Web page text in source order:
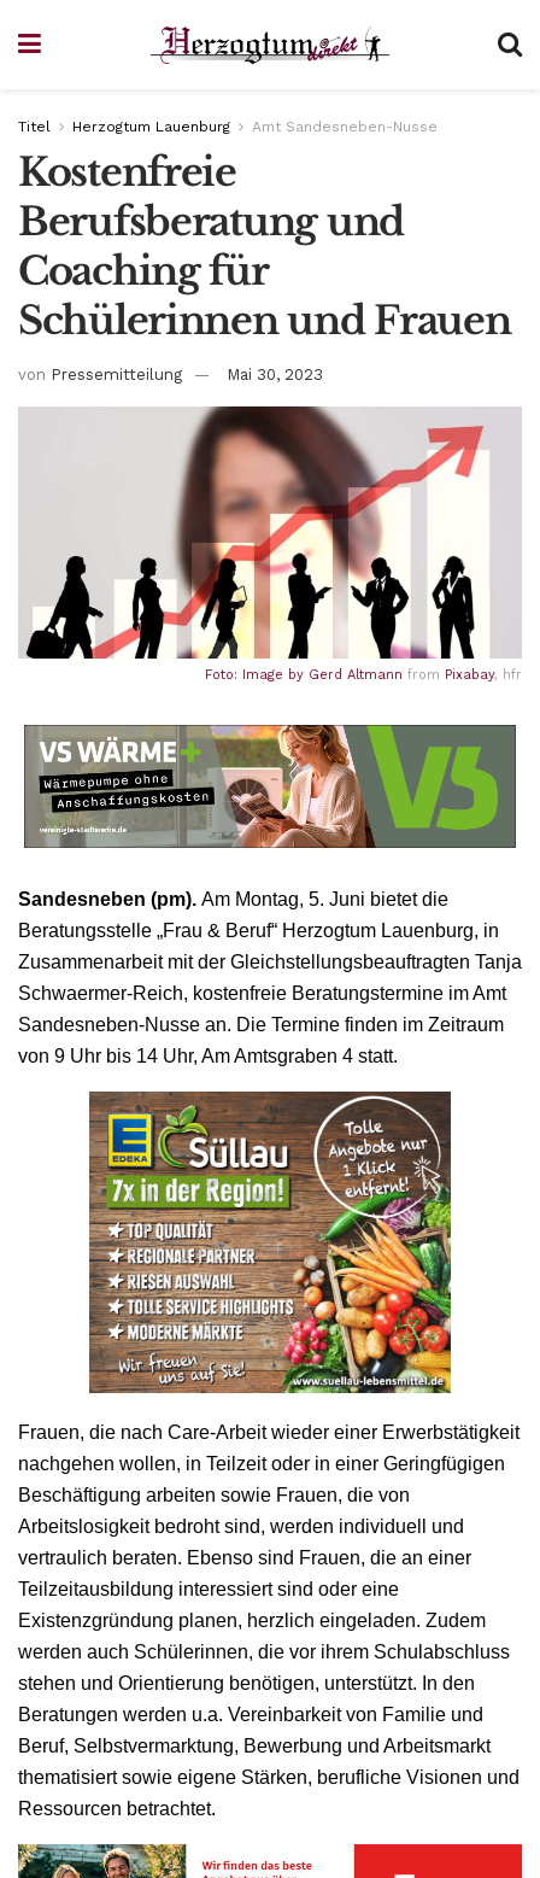
Titel Herzogtum Lauenburg Amt Sandesneben-Nusse
Kostenfreie
Berufsberatung und
Coaching für
Schülerinnen und Frauen
von Pressemitteilung Mai 30, 2023
Foto: Image by Gerd Altmann from Pixabay, hfr
Sandesneben (pm). Am Montag, 5. Juni bietet die
Beratungsstelle „Frau & Beruf“ Herzogtum Lauenburg, in
Zusammenarbeit mit der Gleichstellungsbeauftragten Tanja
Schwaermer-Reich, kostenfreie Beratungstermine im Amt
Sandesneben-Nusse an. Die Termine finden im Zeitraum
von 9 Uhr bis 14 Uhr, Am Amtsgraben 4 statt.
Frauen, die nach Care-Arbeit wieder einer Erwerbstätigkeit
nachgehen wollen, in Teilzeit oder in einer Geringfügigen
Beschäftigung arbeiten sowie Frauen, die von
Arbeitslosigkeit bedroht sind, werden individuell und
vertraulich beraten. Ebenso sind Frauen, die an einer
Teilzeitausbildung interessiert sind oder eine
Existenzgründung planen, herzlich eingeladen. Zudem
werden auch Schülerinnen, die vor ihrem Schulabschluss
stehen und Orientierung benötigen, unterstützt. In den
Beratungen werden u.a. Vereinbarkeit von Familie und
Beruf, Selbstvermarktung, Bewerbung und Arbeitsmarkt
thematisiert sowie eigene Stärken, berufliche Visionen und
Ressourcen betrachtet.